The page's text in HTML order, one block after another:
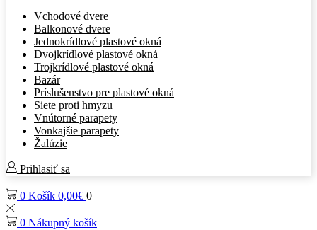
Vchodové dvere
Balkonové dvere
Jednokrídlové plastové okná
Dvojkrídlové plastové okná
Trojkrídlové plastové okná
Bazár
Príslušenstvo pre plastové okná
Siete proti hmyzu
Vnútorné parapety
Vonkajšie parapety
Žalúzie
Prihlasiť sa
0 Košík 0,00€ 0
0 Nákupný košík